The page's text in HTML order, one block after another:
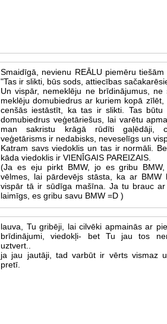
Smaidīgā, nevienu REĀLU piemēru
"Tas ir slikti, būs sods, attiecības
Un vispār, nemeklēju ne brīdinājumus,
meklēju domubiedrus ar kuriem kopā
cenšās iestāstīt, ka tas ir slikti. Tas
domubiedrus veģetāriešus, lai varētu
man sakristu krāgā rūdīti gaļēdāji,
veģetārisms ir nedabisks, neveselīgs un
Katram savs viedoklis un tas ir normāli.
kāda viedoklis ir VIENĪGAIS PAREIZAIS.
(Ja es eju pirkt BMW, jo es gribu
vēlmes, lai pārdevējs stāsta, ka ar BMW
vispār tā ir sūdīga mašīna. Ja tu brauc
laimīgs, es gribu savu BMW =D )
lauva, Tu gribēji, lai cilvēki apmainās ar
brīdinājumi, viedokļi- bet Tu jau tos
uztvert..
ja jau jautāji, tad varbūt ir vērts vismaz
pretī.